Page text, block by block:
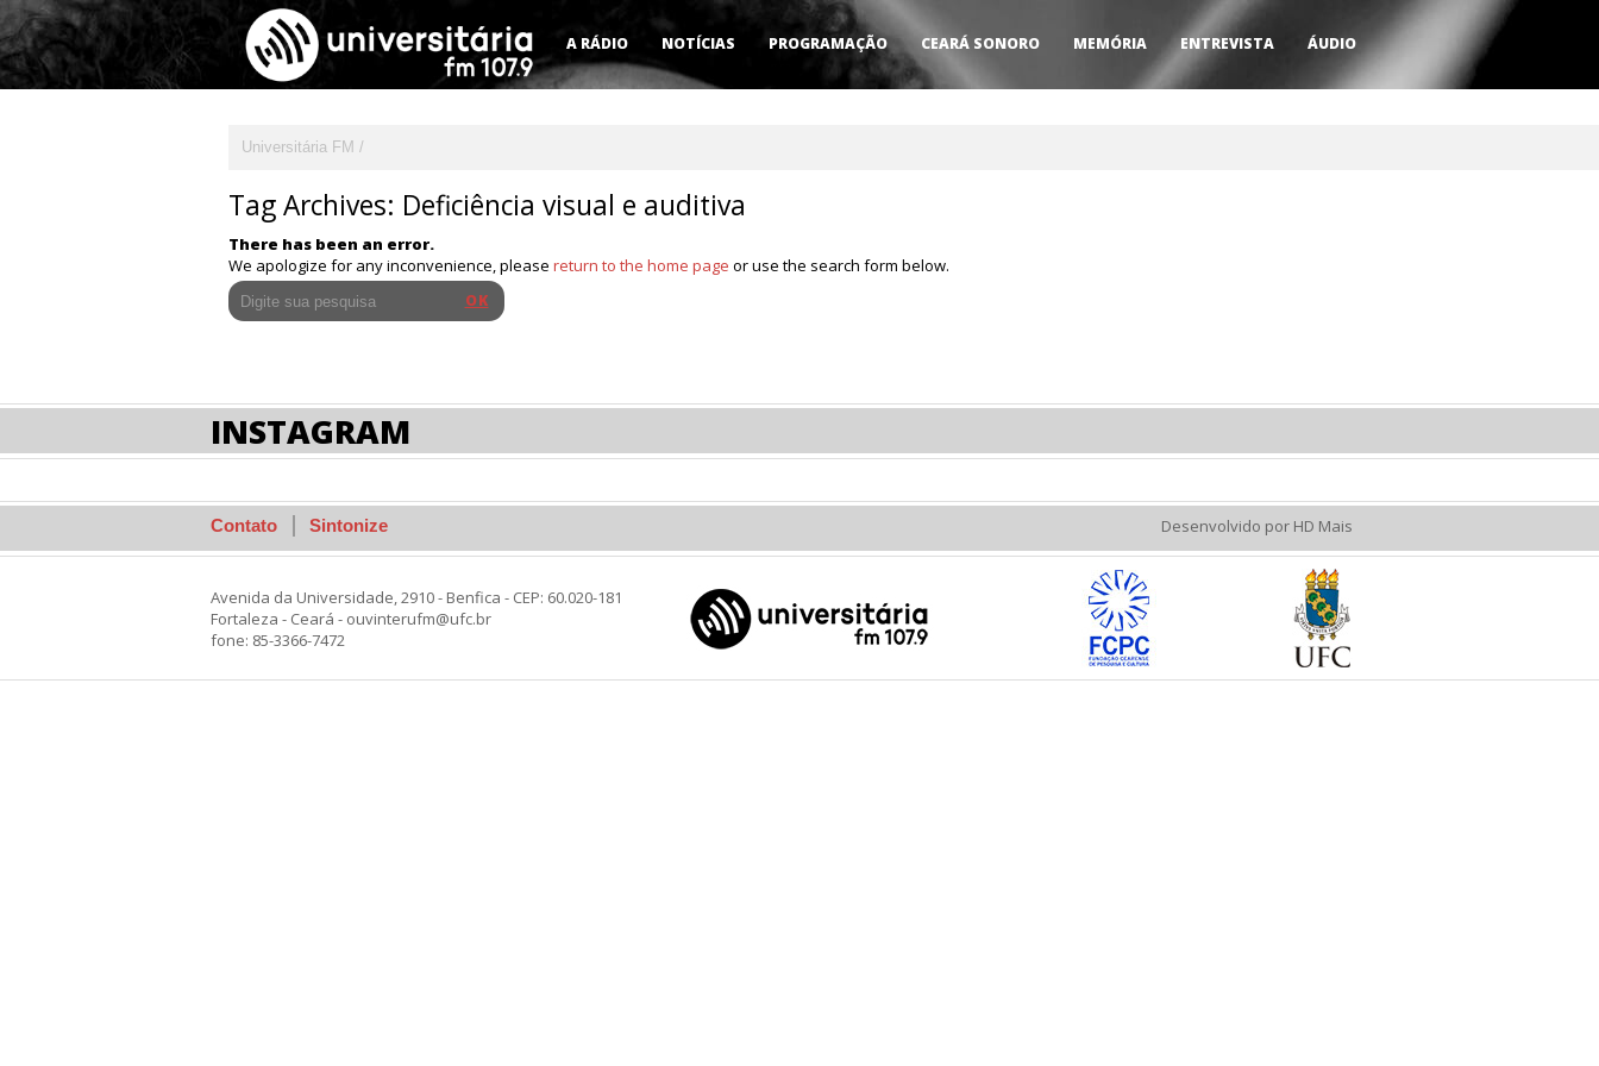
A RÁDIO NOTÍCIAS PROGRAMAÇÃO CEARÁ SONORO MEMÓRIA ENTREVISTA ÁUDIO
Universitária FM
Tag Archives: Deficiência visual e auditiva
There has been an error.
We apologize for any inconvenience, please return to the home page or use the search form below.
INSTAGRAM
Contato Sintonize Desenvolvido por HD Mais
Avenida da Universidade, 2910 - Benfica - CEP: 60.020-181
Fortaleza - Ceará - ouvinterufm@ufc.br
fone: 85-3366-7472